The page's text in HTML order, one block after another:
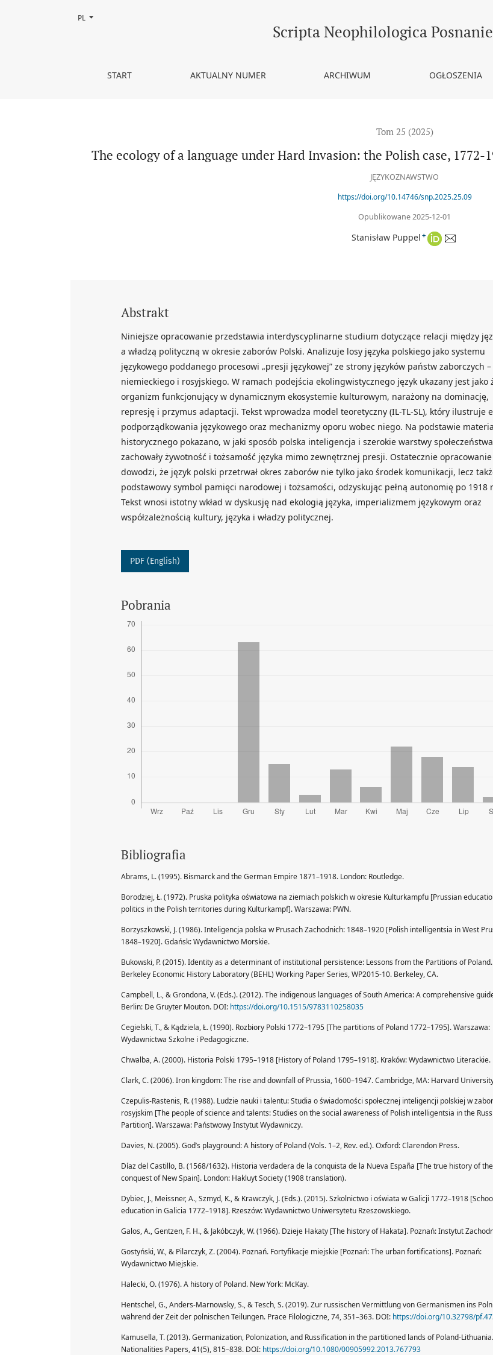
The ecology of a language under Hard Invasion: the Polish case, 1772-1918 (supplemented with visual
Scripta Neophilologica
START AKTUALNY NUMER ARCHIWUM OGŁOSZENIA
Zmień język, obecnie wybrany to:
PL
Tom 25 (2025)
The ecology of a language under Hard Invasion: the Polish case,
JĘZYKOZNAWSTWO
https://doi.org/10.14746/snp.2025.25.09
Opublikowane 2025-12-01
Stanisław Puppel +
Abstrakt
Niniejsze opracowanie przedstawia interdyscyplinarne studium dotyczące relacji między
a władzą polityczną w okresie zaborów Polski. Analizuje losy języka polskiego jako systemu
językowego poddanego procesowi „presji językowej” ze strony języków państw zaborczych –
niemieckiego i rosyjskiego. W ramach podejścia ekolingwistycznego język ukazany jest jako
organizm funkcjonujący w dynamicznym ekosystemie kulturowym, narażony na dominację,
represję i przymus adaptacji. Tekst wprowadza model teoretyczny (IL-TL-SL), który ilustruje
podporządkowania językowego oraz mechanizmy oporu wobec niego. Na podstawie
historycznego pokazano, w jaki sposób polska inteligencja i szerokie warstwy społeczeństwa
zachowały żywotność i tożsamość języka mimo zewnętrznej presji. Ostatecznie opracowanie
dowodzi, że język polski przetrwał okres zaborów nie tylko jako środek komunikacji, lecz
podstawowy symbol pamięci narodowej i tożsamości, odzyskując pełną autonomię po 1918
Tekst wnosi istotny wkład w dyskusję nad ekologią języka, imperializmem językowym oraz
współzależnością kultury, języka i władzy politycznej.
PDF (English)
Pobrania
Bibliografia
Abrams, L. (1995). Bismarck and the German Empire 1871–1918. London: Routledge.
Borodziej, Ł. (1972). Pruska polityka oświatowa na ziemiach polskich w okresie Kulturkampfu [Prussian
politics in the Polish territories during Kulturkampf]. Warszawa: PWN.
Borzyszkowski, J. (1986). Inteligencja polska w Prusach Zachodnich: 1848–1920 [Polish intelligentsia in West
1848–1920]. Gdańsk: Wydawnictwo Morskie.
Bukowski, P. (2015). Identity as a determinant of institutional persistence: Lessons from the Partitions of Poland.
Berkeley Economic History Laboratory (BEHL) Working Paper Series, WP2015-10. Berkeley, CA.
Campbell, L., & Grondona, V. (Eds.). (2012). The indigenous languages of South America: A comprehensive
Berlin: De Gruyter Mouton. DOI: https://doi.org/10.1515/9783110258035
Cegielski, T., & Kądziela, Ł. (1990). Rozbiory Polski 1772–1795 [The partitions of Poland 1772–1795]. Warszawa:
Wydawnictwa Szkolne i Pedagogiczne.
Chwalba, A. (2000). Historia Polski 1795–1918 [History of Poland 1795–1918]. Kraków: Wydawnictwo Literackie.
Clark, C. (2006). Iron kingdom: The rise and downfall of Prussia, 1600–1947. Cambridge, MA: Harvard
Czepulis-Rastenis, R. (1988). Ludzie nauki i talentu: Studia o świadomości społecznej inteligencji polskiej w
rosyjskim [The people of science and talents: Studies on the social awareness of Polish intelligentsia in the
Partition]. Warszawa: Państwowy Instytut Wydawniczy.
Davies, N. (2005). God’s playground: A history of Poland (Vols. 1–2, Rev. ed.). Oxford: Clarendon Press.
Díaz del Castillo, B. (1568/1632). Historia verdadera de la conquista de la Nueva España [The true history of the
conquest of New Spain]. London: Hakluyt Society (1908 translation).
Dybiec, J., Meissner, A., Szmyd, K., & Krawczyk, J. (Eds.). (2015). Szkolnictwo i oświata w Galicji 1772–1918
education in Galicia 1772–1918]. Rzeszów: Wydawnictwo Uniwersytetu Rzeszowskiego.
Galos, A., Gentzen, F. H., & Jakóbczyk, W. (1966). Dzieje Hakaty [The history of Hakata]. Poznań: Instytut
Gostyński, W., & Pilarczyk, Z. (2004). Poznań. Fortyfikacje miejskie [Poznań: The urban fortifications]. Poznań:
Wydawnictwo Miejskie.
Halecki, O. (1976). A history of Poland. New York: McKay.
Hentschel, G., Anders-Marnowsky, S., & Tesch, S. (2019). Zur russischen Vermittlung von Germanismen ins
während der Zeit der polnischen Teilungen. Prace Filologiczne, 74, 351–363. DOI: https://doi.org/10.32798/
Kamusella, T. (2013). Germanization, Polonization, and Russification in the partitioned lands of Poland-Lithuania.
Nationalities Papers, 41(5), 815–838. DOI: https://doi.org/10.1080/00905992.2013.767793